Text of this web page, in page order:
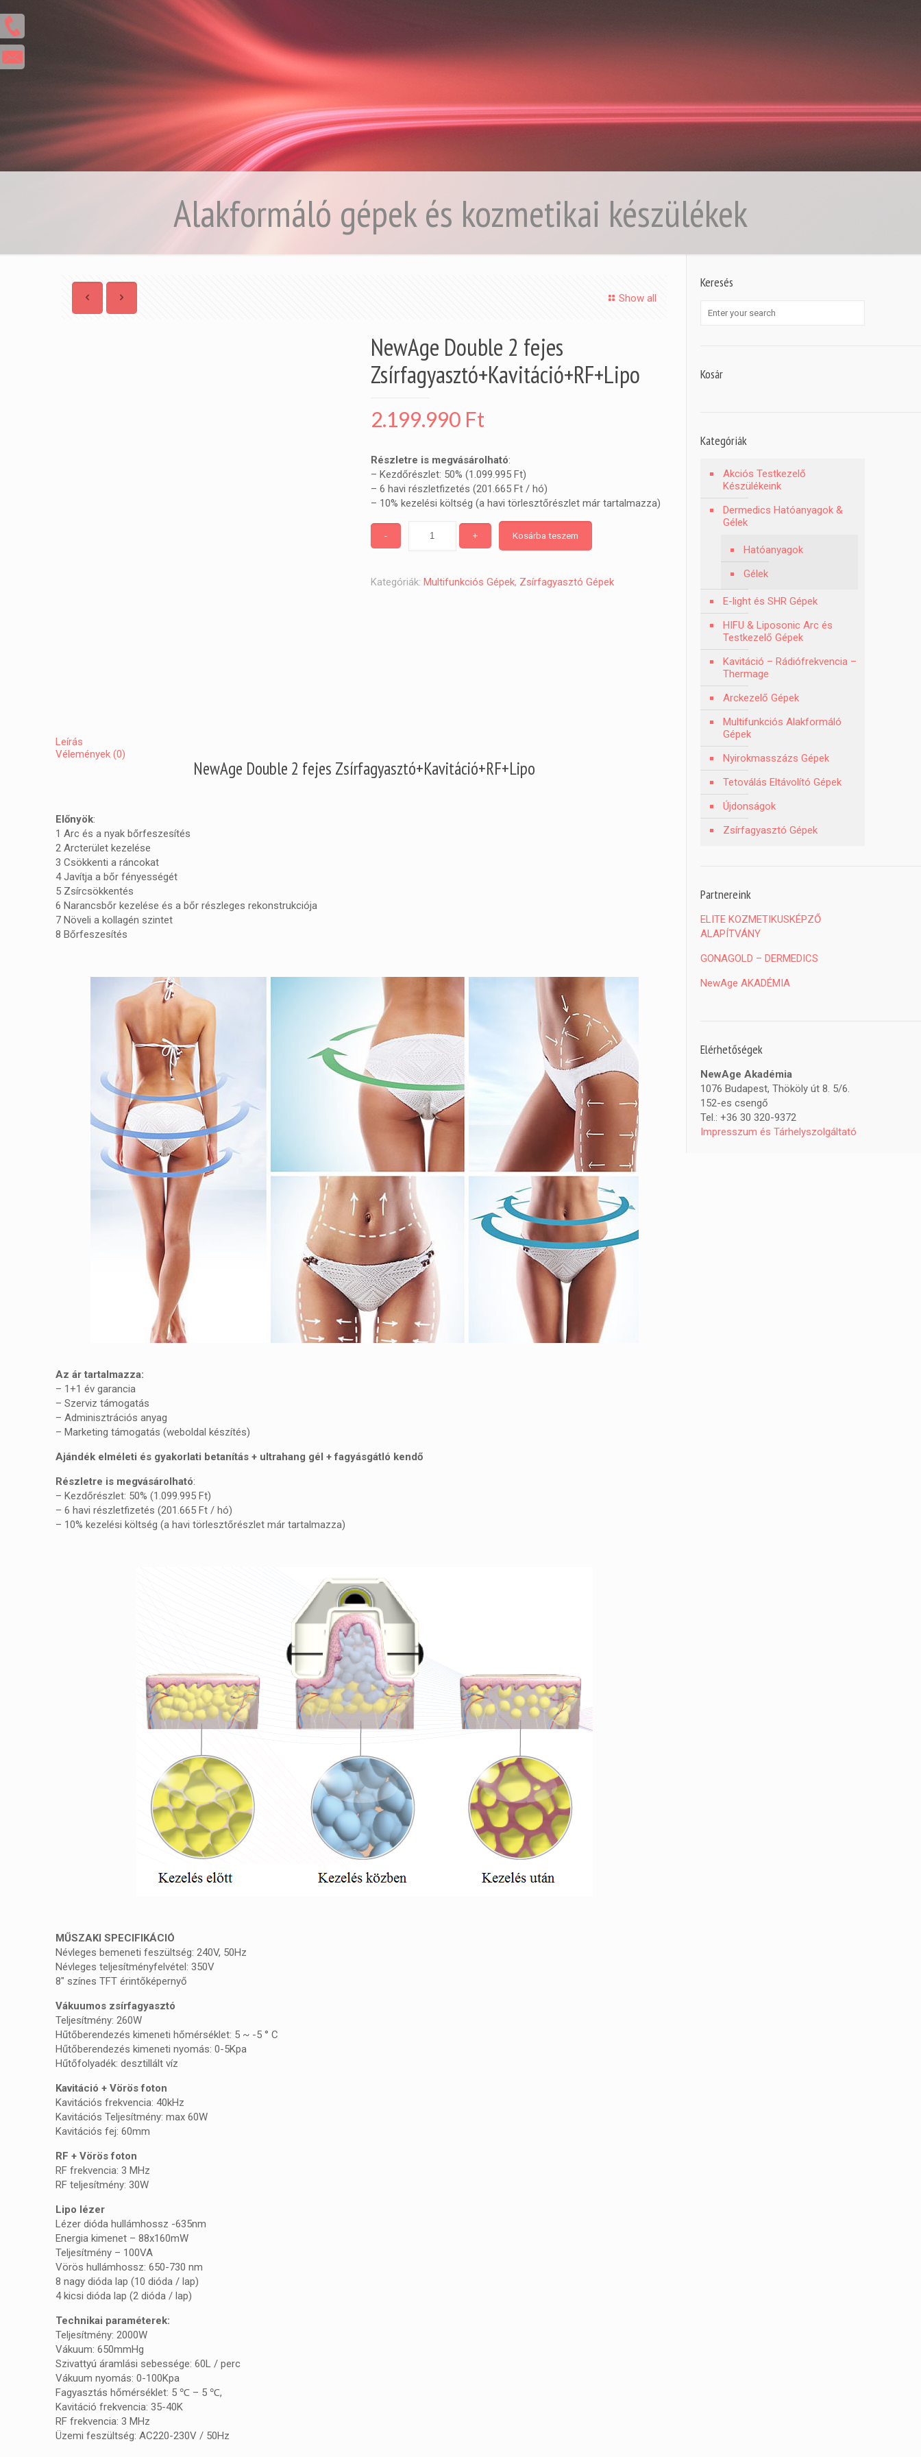
Alakformáló gépek és kozmetikai készülékek
Show all
NewAge Double 2 fejes
Zsírfagyasztó+Kavitáció+RF+Lipo
2.199.990 Ft
Részletre is megvásárolható:
– Kezdőrészlet: 50% (1.099.995 Ft)
– 6 havi részletfizetés (201.665 Ft / hó)
– 10% kezelési költség (a havi törlesztőrészlet már tartalmazza)
- + Kosárba teszem
Kategóriák: Multifunkciós Gépek, Zsírfagyasztó Gépek
Leírás
Vélemények (0)
NewAge Double 2 fejes Zsírfagyasztó+Kavitáció+RF+Lipo
Előnyök:
1 Arc és a nyak bőrfeszesítés
2 Arcterület kezelése
3 Csökkenti a ráncokat
4Javítja a bőr fényességét
5 Zsírcsökkentés
6 Narancsbőr kezelése és a bőr részleges rekonstrukciója
7 Növeli a kollagén szintet
8Bőrfeszesítés
Az ár tartalmazza:
– 1+1 év garancia
– Szerviz támogatás
– Adminisztrációs anyag
– Marketing támogatás (weboldal készítés)
Ajándék elméleti és gyakorlati betanítás + ultrahang gél + fagyásgátló kendő
Részletre is megvásárolható:
– Kezdőrészlet: 50% (1.099.995 Ft)
– 6 havi részletfizetés (201.665 Ft / hó)
– 10% kezelési költség (a havi törlesztőrészlet már tartalmazza)
MŰSZAKI SPECIFIKÁCIÓ
Névleges bemeneti feszültség: 240V, 50Hz
Névleges teljesítményfelvétel:350V
8″ színes TFT érintőképernyő
Vákuumos zsírfagyasztó
Teljesítmény:260W
Hűtőberendezés kimeneti hőmérséklet: 5 ~ -5 ° C
Hűtőberendezés kimeneti nyomás:0-5Kpa
Hűtőfolyadék: desztilláltvíz
Kavitáció + Vörös foton
Kavitációs frekvencia: 40kHz
Kavitációs Teljesítmény:max 60W
Kavitációs fej: 60mm
RF + Vörös foton
RF frekvencia:3 MHz
RF teljesítmény: 30W
Lipo lézer
Lézer dióda hullámhossz -635nm
Energia kimenet – 88x160mW
Teljesítmény – 100VA
Vörös hullámhossz: 650-730 nm
8 nagy dióda lap (10 dióda / lap)
4 kicsi dióda lap (2 dióda / lap)
Technikai paraméterek:
Teljesítmény: 2000W
Vákuum: 650mmHg
Szivattyú áramlási sebessége: 60L / perc
Vákuum nyomás: 0-100Kpa
Fagyasztás hőmérséklet: 5 ℃ – 5 ℃,
Kavitáció frekvencia: 35-40K
RF frekvencia: 3 MHz
Üzemi feszültség: AC220-230V / 50Hz
Keresés
Kosár
Kategóriák
Akciós Testkezelő
Készülékeink
Dermedics Hatóanyagok &
Gélek
Hatóanyagok
Gélek
E-light és SHR Gépek
HIFU & Liposonic Arc és
Testkezelő Gépek
Kavitáció – Rádiófrekvencia –
Thermage
Arckezelő Gépek
Multifunkciós Alakformáló
Gépek
Nyirokmasszázs Gépek
Tetoválás Eltávolító Gépek
Újdonságok
Zsírfagyasztó Gépek
Partnereink
ELITE KOZMETIKUSKÉPZŐ
ALAPÍTVÁNY
GONAGOLD – DERMEDICS
NewAge AKADÉMIA
Elérhetőségek
NewAge Akadémia
1076 Budapest, Thököly út 8. 5/6.
152-es csengő
Tel.: +36 30 320-9372
Impresszum és Tárhelyszolgáltató